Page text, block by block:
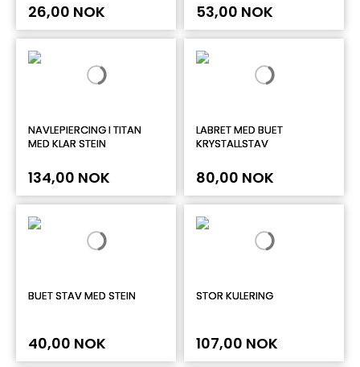
26,00 NOK 53,00 NOK
NAVLEPIERCING I TITAN
MED KLAR STEIN
134,00 NOK
LABRET MED BUET
KRYSTALLSTAV
80,00 NOK
BUET STAV MED STEIN
40,00 NOK
STOR KULERING
107,00 NOK